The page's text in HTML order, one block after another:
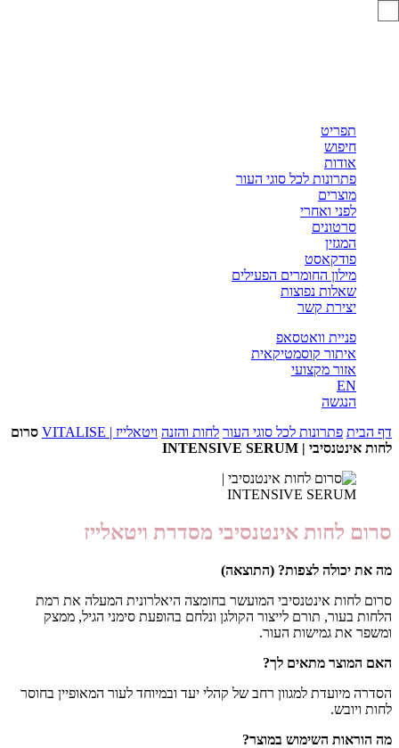
תפריט
חיפוש
אודות
פתרונות לכל סוגי העור
מוצרים
לפני ואחרי
סרטונים
המגזין
פודקאסט
מילון החומרים הפעילים
שאלות נפוצות
יצירת קשר
פניית וואטסאפ
איתור קוסמטיקאית
אזור מקצועי
EN
הנגשה
דף הבית פתרונות לכל סוגי העור לחות והזנה ויטאלייז | VITALISE
סרום
לחות אינטנסיבי | INTENSIVE SERUM
סרום לחות אינטנסיבי מסדרת ויטאלייז
מה את יכולה לצפות? (התוצאה)
סרום לחות אינטנסיבי המועשר בחומצה היאלרונית המעלה את רמת
הלחות בעור, תורם לייצור הקולגן ונלחם בהופעת סימני הגיל, ממצק
ומשפר את גמישות העור.
האם המוצר מתאים לך?
הסדרה מיועדת למגוון רחב של קהלי יעד ובמיוחד לעור המאופיין בחוסר
לחות ויובש.
מה הוראות השימוש במוצר?